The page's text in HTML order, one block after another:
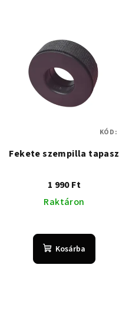
Fekete szempilla tapasz
1 990 Ft
Raktáron
Kosárba
KÓD: